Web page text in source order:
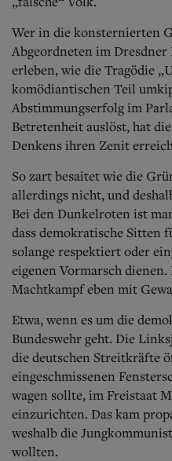
Wer in die konsternierten
Abgeordneten im
erleben, wie die Tragödie
komödiantischen Teil
Abstimmungserfolg im
Betretenheit auslöst, hat
Denkens ihren Zenit
So zart besaitet wie die
allerdings nicht, und
Bei den Dunkelroten ist
dass demokratische Sitten
solange respektiert oder
eigenen Vormarsch
Machtkampf eben mit
Etwa, wenn es um die
Bundeswehr geht. Die
die deutschen Streitkräfte
eingeschmissenen
wagen sollte, im Freistaat
einzurichten. Das kam
weshalb die
wollten.